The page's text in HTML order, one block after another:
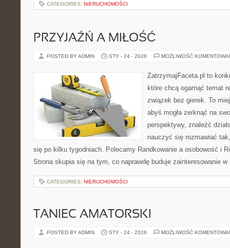
CATEGORIES: NIERUCHOMOŚCI
PRZYJAŹŃ A MIŁOŚĆ
POSTED BY ADMIN STY - 24 - 2026 MOŻLIWOŚĆ
ZatrzymajFaceta.pl to
które chcą ogarnąć temat
związek bez gierek. To
abyś mogła zerknąć na
perspektywy, znaleźć
nauczyć się rozmawiać
się po kilku tygodniach. Polecamy Randkowanie a osobowość i
Strona skupia się na tym, co naprawdę buduje zainteresowanie
CATEGORIES: NIERUCHOMOŚCI
TANIEC AMATORSKI
POSTED BY ADMIN STY - 24 - 2026 MOŻLIWOŚĆ